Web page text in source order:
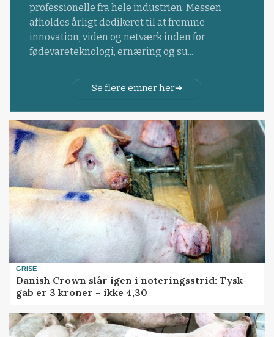
professionelle fra hele industrien. Messen
afholdes årligt dedikeret til at fremme
innovation, viden og netværk inden for
fødevareteknologi, ernæring og su...
Se flere emner her
GRISE
Danish Crown slår igen i noteringsstrid: Tysk
gab er 3 kroner – ikke 4,30